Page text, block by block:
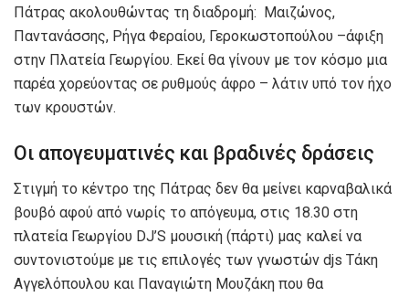
Πάτρας ακολουθώντας τη διαδρομή: Μαιζώνος,
Παντανάσσης, Ρήγα Φεραίου, Γεροκωστοπούλου –άφιξη
στην Πλατεία Γεωργίου. Εκεί θα γίνουν με τον κόσμο μια
παρέα χορεύοντας σε ρυθμούς άφρο – λάτιν υπό τον ήχο
των κρουστών.
Οι απογευματινές και βραδινές δράσεις
Στιγμή το κέντρο της Πάτρας δεν θα μείνει καρναβαλικά
βουβό αφού από νωρίς το απόγευμα, στις 18.30 στη
πλατεία Γεωργίου DJ’S μουσική (πάρτι) μας καλεί να
συντονιστούμε με τις επιλογές των γνωστών djs Τάκη
Αγγελόπουλου και Παναγιώτη Μουζάκη που θα